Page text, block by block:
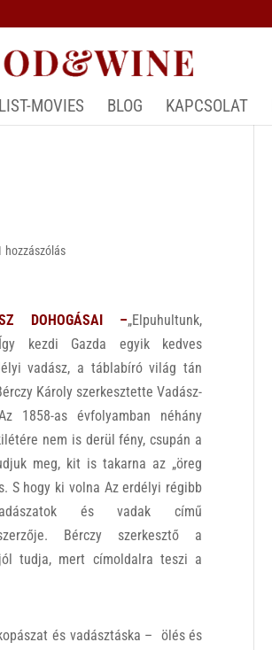
MOVIES BLOG KAPCSOLAT
hozzászólás
DOHOGÁSAI –„Elpuhultunk,
Így kezdi Gazda egyik kedves
vadász, a táblabíró világ tán
Károly szerkesztette Vadász-
1858-as évfolyamban néhány
nem is derül fény, csupán a
meg, kit is takarna az „öreg
S hogy ki volna Az erdélyi régibb
és vadak című
Bérczy szerkesztő a
tudja, mert címoldalra teszi a
és vadásztáska – ölés és